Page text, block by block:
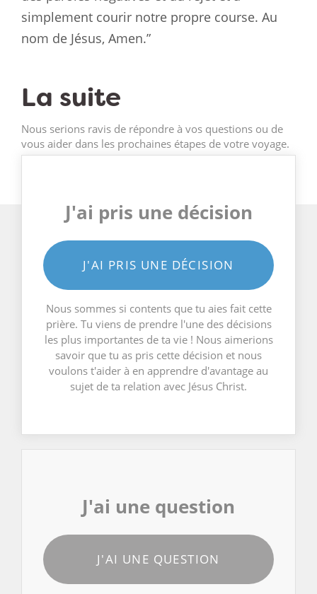
simplement courir notre propre course. Au
nom de Jésus, Amen.”
La suite
Nous serions ravis de répondre à vos questions ou de
vous aider dans les prochaines étapes de votre voyage.
J'ai pris une décision
J'AI PRIS UNE DÉCISION
Nous sommes si contents que tu aies fait cette
prière. Tu viens de prendre l'une des décisions
les plus importantes de ta vie ! Nous aimerions
savoir que tu as pris cette décision et nous
voulons t'aider à en apprendre d'avantage au
sujet de ta relation avec Jésus Christ.
J'ai une question
J'AI UNE QUESTION